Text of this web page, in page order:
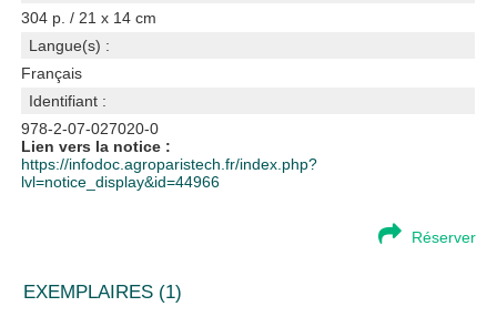
304 p. / 21 x 14 cm
Langue(s) :
Français
Identifiant :
978-2-07-027020-0
Lien vers la notice :
https://infodoc.agroparistech.fr/index.php?
lvl=notice_display&id=44966
Réserver
EXEMPLAIRES (1)